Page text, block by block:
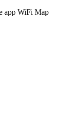
app WiFi Map